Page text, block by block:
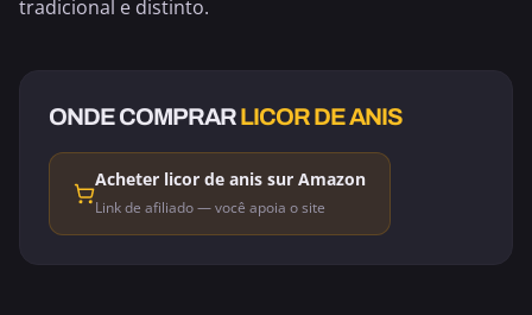
tradicional e distinto.
ONDE COMPRARLICOR DE ANIS
Acheter licor de anis sur Amazon
Link de afiliado — você apoia o site